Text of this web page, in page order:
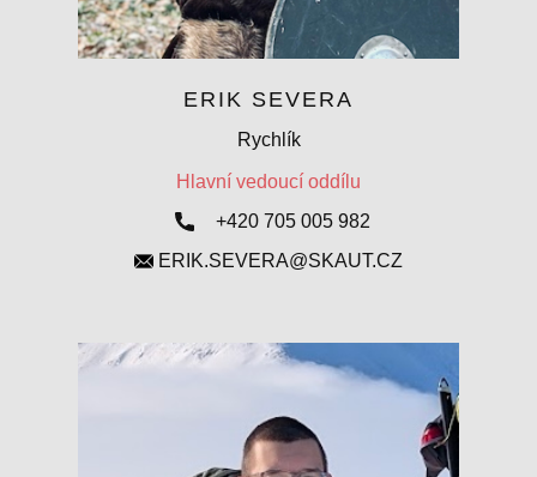
ERIK SEVERA
Rychlík
Hlavní vedoucí oddílu
+420 ​705 005 982
ERIK.SEVERA@SKAUT.CZ